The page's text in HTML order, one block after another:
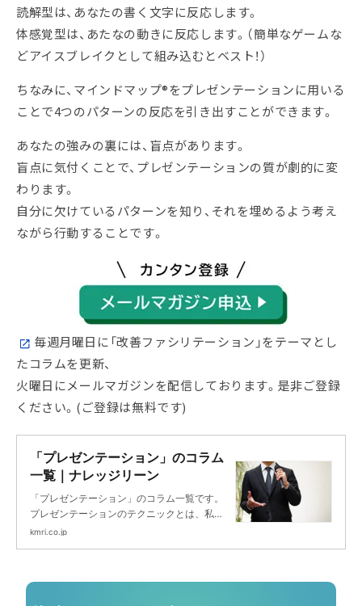
読解型は、あなたの書く文字に反応します。
体感覚型は、あたなの動きに反応します。（簡単なゲームな
どアイスブレイクとして組み込むとベスト！）
ちなみに、マインドマップ®をプレゼンテーションに用いる
ことで4つのパターンの反応を引き出すことができます。
あなたの強みの裏には、盲点があります。
盲点に気付くことで、プレゼンテーションの質が劇的に変
わります。
自分に欠けているパターンを知り、それを埋めるよう考え
ながら行動することです。
毎週月曜日に「改善ファシリテーション」をテーマとし
たコラムを更新、
火曜日にメールマガジンを配信しております。是非ご登録
ください。(ご登録は無料です)
「プレゼンテーション」のコラム
一覧｜ナレッジリーン
「プレゼンテーション」のコラム一覧です。
プレゼンテーションのテクニックとは、私だ
けが使いこなすのではなく、他の方も使いこ
kmri.co.jp